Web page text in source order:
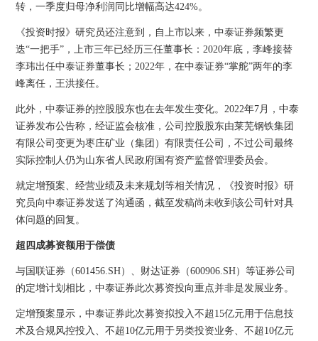
转，一季度归母净利润同比增幅高达424%。
《投资时报》研究员还注意到，自上市以来，中泰证券频繁更
迭“一把手”，上市三年已经历三任董事长：2020年底，李峰接替
李玮出任中泰证券董事长；2022年，在中泰证券“掌舵”两年的李
峰离任，王洪接任。
此外，中泰证券的控股股东也在去年发生变化。2022年7月，中泰
证券发布公告称，经证监会核准，公司控股股东由莱芜钢铁集团
有限公司变更为枣庄矿业（集团）有限责任公司，不过公司最终
实际控制人仍为山东省人民政府国有资产监督管理委员会。
就定增预案、经营业绩及未来规划等相关情况，《投资时报》研
究员向中泰证券发送了沟通函，截至发稿尚未收到该公司针对具
体问题的回复。
超四成募资额用于偿债
与国联证券（601456.SH）、财达证券（600906.SH）等证券公司
的定增计划相比，中泰证券此次募资投向重点并非是发展业务。
定增预案显示，中泰证券此次募资拟投入不超15亿元用于信息技
术及合规风控投入、不超10亿元用于另类投资业务、不超10亿元